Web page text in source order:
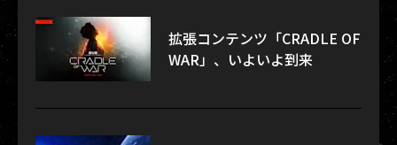
拡張コンテンツ「CRADLE OF
WAR」、いよいよ到来